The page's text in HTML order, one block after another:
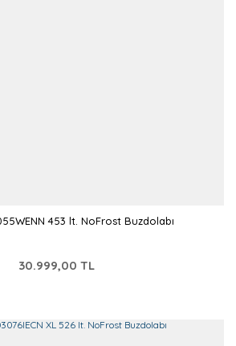
453 lt. NoFrost Buzdolabı
30.999,00 TL